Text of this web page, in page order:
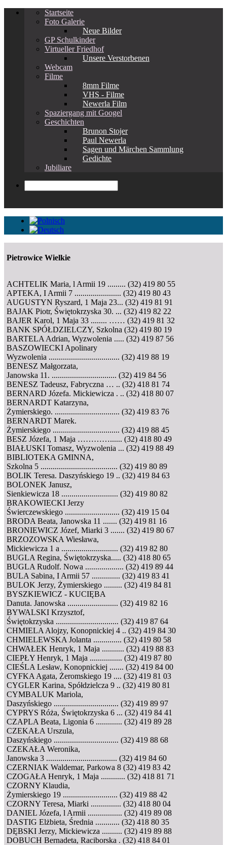
Startseite
Foto Galerie
Neue Bilder
GP Schulkinder
Virtueller Friedhof
Unsere Verstorbenen
Webcam
Filme
8mm Filme
VHS - Filme
Newerla Film
Spaziergang mit Googel
Geschichten
Brunon Stojer
Paul Newerla
Sagen und Märchen Sammlung
Gedichte
Jubiliare
Pietrowice Wielkie
ACHTELIK Maria, l Armii 19 ......... (32) 419 80 55
APTEKA, I Armii 7 ....................... (32) 419 80 43
AUGUSTYN Ryszard, 1 Maja 23... (32) 419 81 91
BAJAK Piotr, Świętokrzyska 30. ... (32) 419 82 22
BAJER Karol, 1 Maja 33 ........ …… (32) 419 81 32
BANK SPÓŁDZIELCZY, Szkolna (32) 419 80 19
BARTELA Adrian, Wyzwolenia ..... (32) 419 87 56
BASZOWIECKI Apolinary
Wyzwolenia ................................... (32) 419 88 19
BENESZ Małgorzata,
Janowska 11. ................................ (32) 419 84 56
BENESZ Tadeusz, Fabryczna … .. (32) 418 81 74
BERNARD Józefa. Mickiewicza . .. (32) 418 80 07
BERNARDT Katarzyna,
Żymierskiego. ................................ (32) 419 83 76
BERNARDT Marek.
Żymierskiego ................................. (32) 419 88 45
BESZ Józefa, 1 Maja …………...... (32) 418 80 49
BIAŁUSKI Tomasz, Wyzwolenia ... (32) 419 88 49
BIBLIOTEKA GMINNA,
Szkolna 5 ...................................... (32) 419 80 89
BOLIK Teresa. Daszyńskiego 19 .. (32) 419 84 63
BOLONEK Janusz,
Sienkiewicza 18 ............................ (32) 419 80 82
BRAKOWIECKI Jerzy
Świerczewskiego ........................... (32) 419 15 04
BRODA Beata, Janowska 11 ....... (32) 419 81 16
BRONIEWICZ Józef, Miarki 3 ....... (32) 419 80 67
BRZOZOWSKA Wiesława,
Mickiewicza 1 a ............................ (32) 419 82 80
BUGLA Regina, Świętokrzyska..... (32) 418 80 65
BUGLA Rudolf. Nowa ................... (32) 419 89 44
BULA Sabina, I Armii 57 .............. (32) 419 83 41
BULOK Jerzy, Żymierskiego ......... (32) 419 84 81
BYSZKIEWICZ - KUCIĘBA
Danuta. Janowska ......................... (32) 419 82 16
BYWALSKI Krzysztof,
Świętokrzyska ............................... (32) 419 87 64
CHMIELA Alojzy, Konopnickiej 4 .. (32) 419 84 30
CHMIELEWSKA Jolanta .............. (32) 419 80 58
CHWAŁEK Henryk, 1 Maja ........... (32) 419 88 83
CIEPŁY Henryk, 1 Maja ................ (32) 419 87 80
CIEŚLA Lesław, Konopnickiej ....... (32) 419 84 00
CYFKA Agata, Żeromskiego 19 .... (32) 419 81 03
CYGLER Karina, Spółdzielcza 9 .. (32) 419 80 81
CYMBALUK Mariola,
Daszyńskiego ................................ (32) 419 89 97
CYPRYS Róża, Świętokrzyska 6 ... (32) 419 84 41
CZAPLA Beata, Ligonia 6 ............. (32) 419 89 28
CZEKAŁA Urszula,
Daszyńskiego ................................ (32) 419 88 68
CZEKAŁA Weronika,
Janowska 3 ................................... (32) 419 84 60
CZERNIAK Waldemar, Parkowa 8 (32) 419 83 42
CZOGAŁA Henryk, 1 Maja ............ (32) 418 81 71
CZORNY Klaudia,
Żymierskiego 19 ........................... (32) 419 88 42
CZORNY Teresa, Miarki ............... (32) 418 80 04
DANIEL Józefa, l Armii ................. (32) 419 89 08
DASTIG Elżbieta, Średnia ............ (32) 418 80 35
DĘBSKI Jerzy, Mickiewicza .......... (32) 419 89 88
DOBUCH Bernadeta, Raciborska . (32) 418 84 01